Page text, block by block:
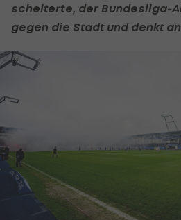
scheiterte, der Bundesliga-
gegen die Stadt und denkt